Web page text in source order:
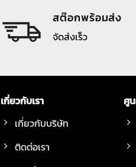
สต๊อกพร้อมส่ง
จัดส่งเร็ว
เกี่ยวกับเรา
เกี่ยวกับบริษัท
ติดต่อเรา
ศู